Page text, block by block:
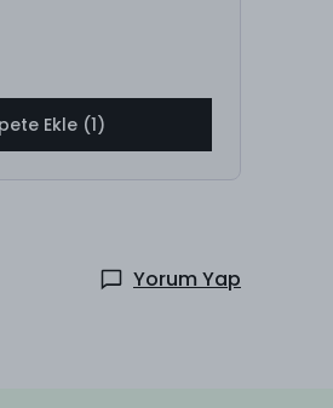
Ekle (1)
Yorum Yap